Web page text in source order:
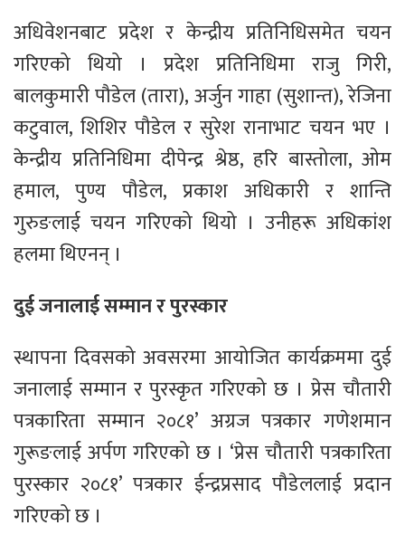
अधिवेशनबाट प्रदेश र केन्द्रीय प्रतिनिधिसमेत चयन
गरिएको थियो । प्रदेश प्रतिनिधिमा राजु गिरी,
बालकुमारी पौडेल (तारा), अर्जुन गाहा (सुशान्त), रेजिना
कटुवाल, शिशिर पौडेल र सुरेश रानाभाट चयन भए ।
केन्द्रीय प्रतिनिधिमा दीपेन्द्र श्रेष्ठ, हरि बास्तोला, ओम
हमाल, पुण्य पौडेल, प्रकाश अधिकारी र शान्ति
गुरुङलाई चयन गरिएको थियो । उनीहरू अधिकांश
हलमा थिएनन् ।
दुई जनालाई सम्मान र पुरस्कार
स्थापना दिवसको अवसरमा आयोजित कार्यक्रममा दुई
जनालाई सम्मान र पुरस्कृत गरिएको छ । प्रेस चौतारी
पत्रकारिता सम्मान २०८१’ अग्रज पत्रकार गणेशमान
गुरूङलाई अर्पण गरिएको छ । ‘प्रेस चौतारी पत्रकारिता
पुरस्कार २०८१’ पत्रकार ईन्द्रप्रसाद पौडेललाई प्रदान
गरिएको छ ।